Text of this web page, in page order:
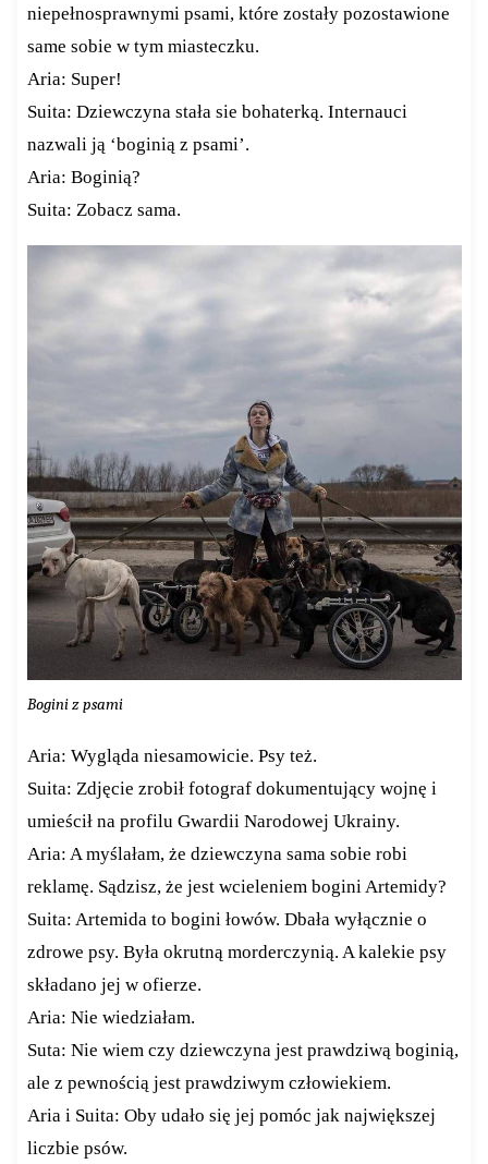
niepełnosprawnymi psami, które zostały pozostawione
same sobie w tym miasteczku.
Aria: Super!
Suita: Dziewczyna stała sie bohaterką. Internauci
nazwali ją ‘boginią z psami’.
Aria: Boginią?
Suita: Zobacz sama.
Bogini z psami
Aria: Wygląda niesamowicie. Psy też.
Suita: Zdjęcie zrobił fotograf dokumentujący wojnę i
umieścił na profilu Gwardii Narodowej Ukrainy.
Aria: A myślałam, że dziewczyna sama sobie robi
reklamę. Sądzisz, że jest wcieleniem bogini Artemidy?
Suita: Artemida to bogini łowów. Dbała wyłącznie o
zdrowe psy. Była okrutną morderczynią. A kalekie psy
składano jej w ofierze.
Aria: Nie wiedziałam.
Suta: Nie wiem czy dziewczyna jest prawdziwą boginią,
ale z pewnością jest prawdziwym człowiekiem.
Aria i Suita: Oby udało się jej pomóc jak największej
liczbie psów.